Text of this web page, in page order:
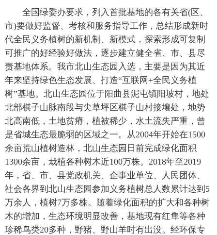
太原日报 太原晚报 热评 社区
全国绿委办要求，列入首批基地的各有关省(区、
市)要做好监督、考核和服务指导工作，总结形成新时
代全民义务植树的新机制、新模式，探索形成可复制
可推广的好经验好做法，逐步建立健全省、市、县尽
责基地体系。我市北山生态园入选，主要是因为其近
年来坚持绿色生态发展、打造“互联网+全民义务植
树”基地。北山生态园位于阳曲县泥屯镇阳坡村，地处
北部棋子山脉南段与尖草坪区棋子山村接壤处，地势
北高南低，土地贫瘠，植被稀少，水土流失严重，曾
是省城生态最脆弱的区域之一。从2004年开始在1500
余亩荒山植树造林，北山生态园日前完成绿化面积
1300余亩，栽植各种树木近100万株。2018年至2019
年，省、市、县党政机关、企事业单位、人民团体、
社会各界到北山生态园参加义务植树总人数累计达到5
万余人，植树7万多株。随着绿化面积的扩大和各种树
木的增加，生态环境明显改善，基地现有红隼等各种
珍稀鸟类20多种，野猪、野山羊时有出没。经环保专